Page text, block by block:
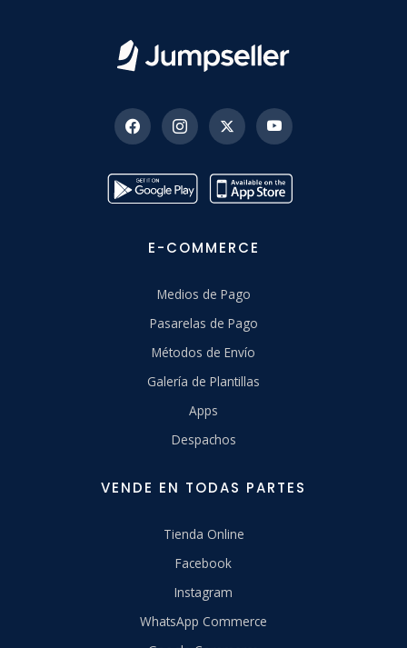
E-COMMERCE
Medios de Pago
Pasarelas de Pago
Métodos de Envío
Galería de Plantillas
Apps
Despachos
VENDE EN TODAS PARTES
Tienda Online
Facebook
Instagram
WhatsApp Commerce